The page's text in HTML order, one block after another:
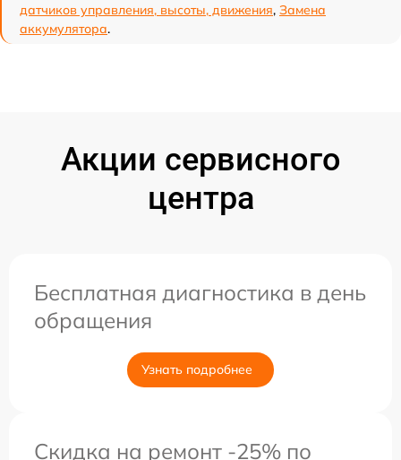
датчиков управления, высоты, движения, Замена
аккумулятора.
Акции сервисного
центра
Бесплатная диагностика в день
обращения
Узнать подробнее
Скидка на ремонт -25% по